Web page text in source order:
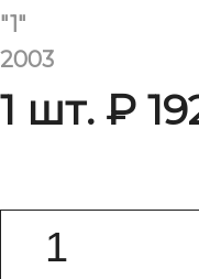
"1"
2003
1 шт. ₽